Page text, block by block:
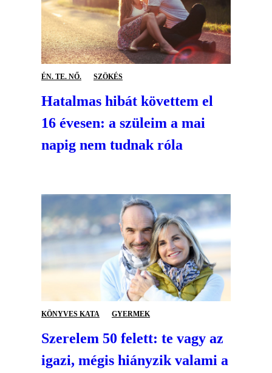
ÉN. TE. NŐ. SZÖKÉS
Hatalmas hibát követtem el
16 évesen: a szüleim a mai
napig nem tudnak róla
KÖNYVES KATA GYERMEK
Szerelem 50 felett: te vagy az
igazi, mégis hiányzik valami a